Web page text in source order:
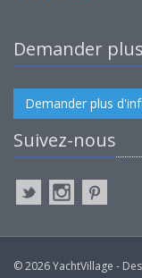
Demander
Demander plus
Suivez-nous
© 2026 YachtVillage -